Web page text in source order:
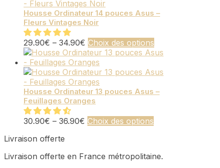
du
Les
être
choisies
la
du
Housse Ordinateur 14 pouces Asus –
Fleurs Vintages Noir
29.90€ – 34.90€ Choix des options
produit
plusieurs
Les
page
Housse Ordinateur 13 pouces Asus –
Feuillages Oranges
30.90€ – 36.90€ Choix des options
variations.
Livraison offerte
Livraison offerte en France métropolitaine.